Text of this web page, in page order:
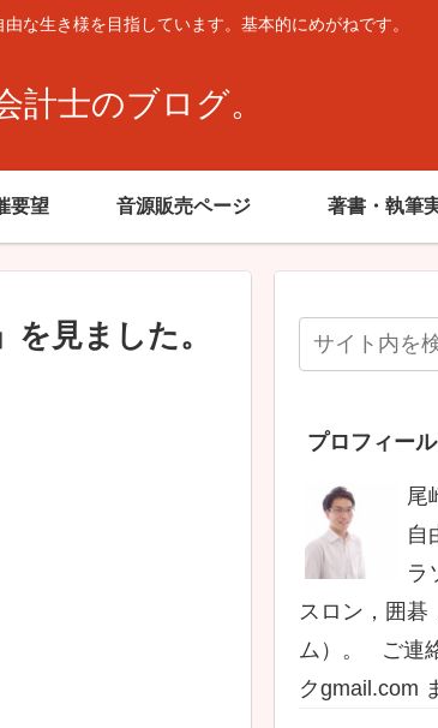
生き様を目指しています。基本的にめがねです。
計士のブログ。
要望 音源販売ページ 著書・執筆
見ました。
プロフィール
尾
自
ラ
スロン，囲碁
ム）。 ご連
クgmail.com